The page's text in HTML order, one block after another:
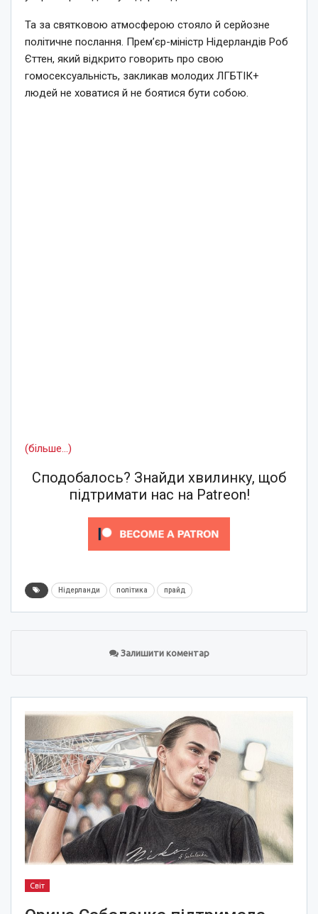
Та за святковою атмосферою стояло й серйозне
політичне послання. Прем’єр-міністр Нідерландів Роб
Єттен, який відкрито говорить про свою
гомосексуальність, закликав молодих ЛГБТІК+
людей не ховатися й не боятися бути собою.
(більше…)
Сподобалось? Знайди хвилинку, щоб
підтримати нас на Patreon!
Нідерланди політика прайд
Залишити коментар
Світ